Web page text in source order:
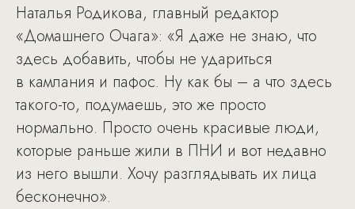
Наталья Родикова, главный редактор
«Домашнего Очага»: «Я даже не знаю, что
здесь добавить, чтобы не удариться
в камлания и пафос. Ну как бы – а что здесь
такого-то, подумаешь, это же просто
нормально. Просто очень красивые люди,
которые раньше жили в ПНИ и вот недавно
из него вышли. Хочу разглядывать их лица
бесконечно».